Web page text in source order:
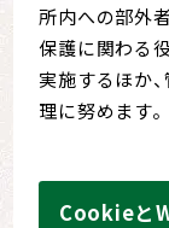
所内への部外
保護に関わる
実施するほか
理に努めます。
Cookieと